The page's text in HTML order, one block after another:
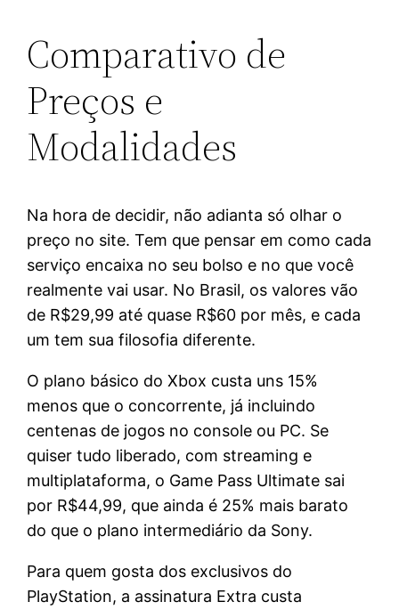
Comparativo de
Preços e
Modalidades
Na hora de decidir, não adianta só olhar o
preço no site. Tem que pensar em como cada
serviço encaixa no seu bolso e no que você
realmente vai usar. No Brasil, os valores vão
de R$29,99 até quase R$60 por mês, e cada
um tem sua filosofia diferente.
O plano básico do Xbox custa uns 15%
menos que o concorrente, já incluindo
centenas de jogos no console ou PC. Se
quiser tudo liberado, com streaming e
multiplataforma, o Game Pass Ultimate sai
por R$44,99, que ainda é 25% mais barato
do que o plano intermediário da Sony.
Para quem gosta dos exclusivos do
PlayStation, a assinatura Extra custa